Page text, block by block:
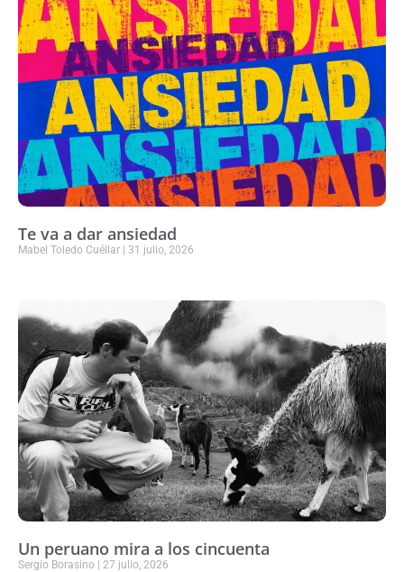
Te va a dar ansiedad
Mabel Toledo Cuéllar 31 julio, 2026
Un peruano mira a los cincuenta
Sergio Borasino 27 julio, 2026